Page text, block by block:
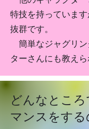
特技を持っていま
抜群です。
簡単なジャグリ
ターさんにも教えら
どんなとこ
マンスをす